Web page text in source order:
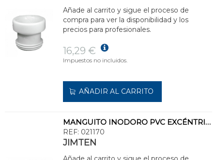
Añade al carrito y sigue el proceso de
compra para ver la disponibilidad y los
precios para profesionales.
16,29 €
Impuestos no incluidos.
AÑADIR AL CARRITO
MANGUITO INODORO PVC EXCÉNTRICA S213 110
REF: 021170
JIMTEN